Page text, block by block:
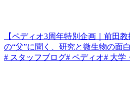
【ペディオ3周年特別企画｜前田
の“父”に聞く、研究と微生物の面
# スタッフブログ# ペディオ# 大学